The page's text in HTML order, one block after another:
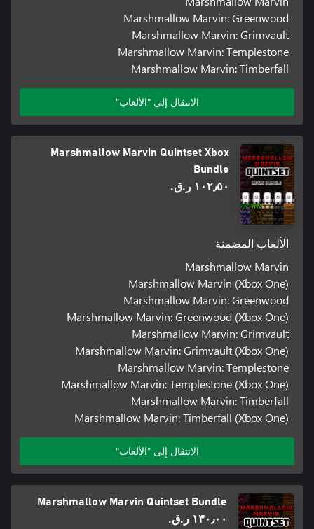
Marshmallow Marvin: Greenwood
Marshmallow Marvin: Grimvault
Marshmallow Marvin: Templestone
Marshmallow Marvin: Timberfall
الانتقال إلى "الألعاب"
Marshmallow Marvin Quintset Xbox
Bundle
١٠٢٫٥٠ ر.ق.‏
الألعاب المضمنة
Marshmallow Marvin
Marshmallow Marvin (Xbox One)
Marshmallow Marvin: Greenwood
Marshmallow Marvin: Greenwood (Xbox One)
Marshmallow Marvin: Grimvault
Marshmallow Marvin: Grimvault (Xbox One)
Marshmallow Marvin: Templestone
Marshmallow Marvin: Templestone (Xbox One)
Marshmallow Marvin: Timberfall
Marshmallow Marvin: Timberfall (Xbox One)
الانتقال إلى "الألعاب"
Marshmallow Marvin Quintset Bundle
١٣٠٫٠٠ ر.ق.‏